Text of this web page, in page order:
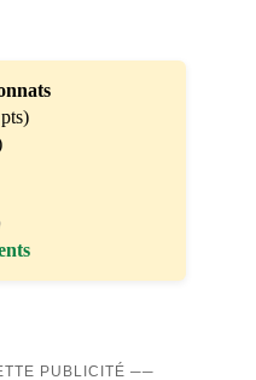
PUBLICITÉ ──